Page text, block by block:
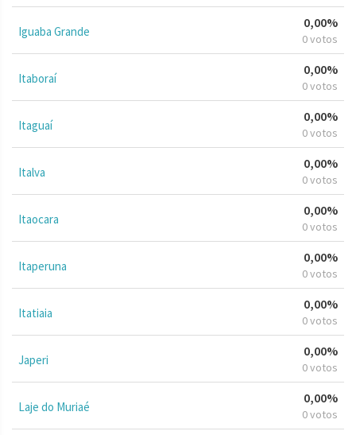
Iguaba Grande
0,00%
0 votos
Itaboraí
0,00%
0 votos
Itaguaí
0,00%
0 votos
Italva
0,00%
0 votos
Itaocara
0,00%
0 votos
Itaperuna
0,00%
0 votos
Itatiaia
0,00%
0 votos
Japeri
0,00%
0 votos
Laje do Muriaé
0,00%
0 votos